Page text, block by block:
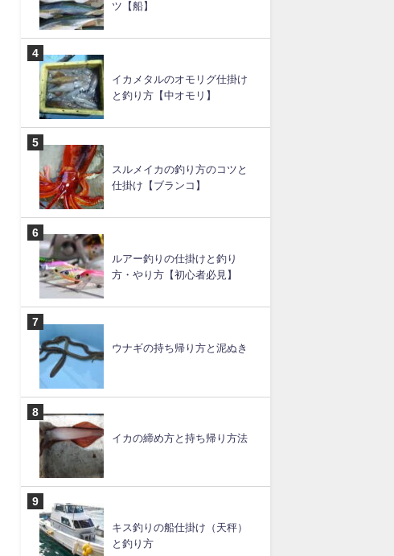
イカメタルの仕掛け（図あ
スルメイカ釣りの直結仕掛け
落とし込み釣りの仕掛けとコ
イカメタルのオモリグ仕掛け
ウナギの持ち帰り方と泥ぬき